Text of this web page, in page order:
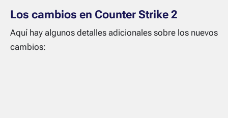
Los cambios en Counter Strike 2
Aquí hay algunos detalles adicionales sobre los nuevos
cambios: